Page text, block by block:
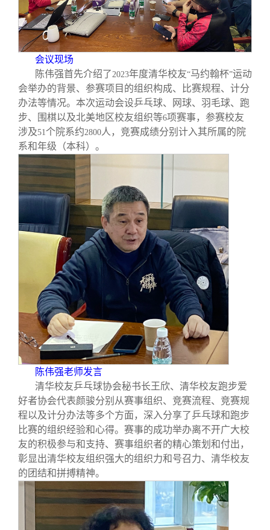
校友视界
理事会名单
制度法规
联系我们
会议现场
陈伟强首先介绍了2023年度清华校友“马约翰杯”运动
会举办的背景、参赛项目的组织构成、比赛规程、计分
办法等情况。本次运动会设乒乓球、网球、羽毛球、跑
步、围棋以及北美地区校友组织等6项赛事，参赛校友
涉及51个院系约2800人，竞赛成绩分别计入其所属的院
系和年级（本科）。
陈伟强老师发言
清华校友乒乓球协会秘书长王欣、清华校友跑步爱
好者协会代表颜骏分别从赛事组织、竞赛流程、竞赛规
程以及计分办法等多个方面，深入分享了乒乓球和跑步
比赛的组织经验和心得。赛事的成功举办离不开广大校
友的积极参与和支持、赛事组织者的精心策划和付出，
彰显出清华校友组织强大的组织力和号召力、清华校友
的团结和拼搏精神。